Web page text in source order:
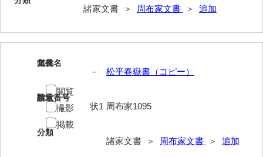
小田家文書（山口市吉敷）
小田家文書（柳井市金屋）
小田家文書（柳井市和田）
小田家文書（山口市下小鯖）
諸家文書 ＞ 周布家文書 ＞ 追加
11
文書名
松平春嶽書（コピー）
請求番号
周布家1095
分類
諸家文書 ＞ 周布家文書 ＞ 追加
年代
－
数量
状1
閲覧
撮影
掲載